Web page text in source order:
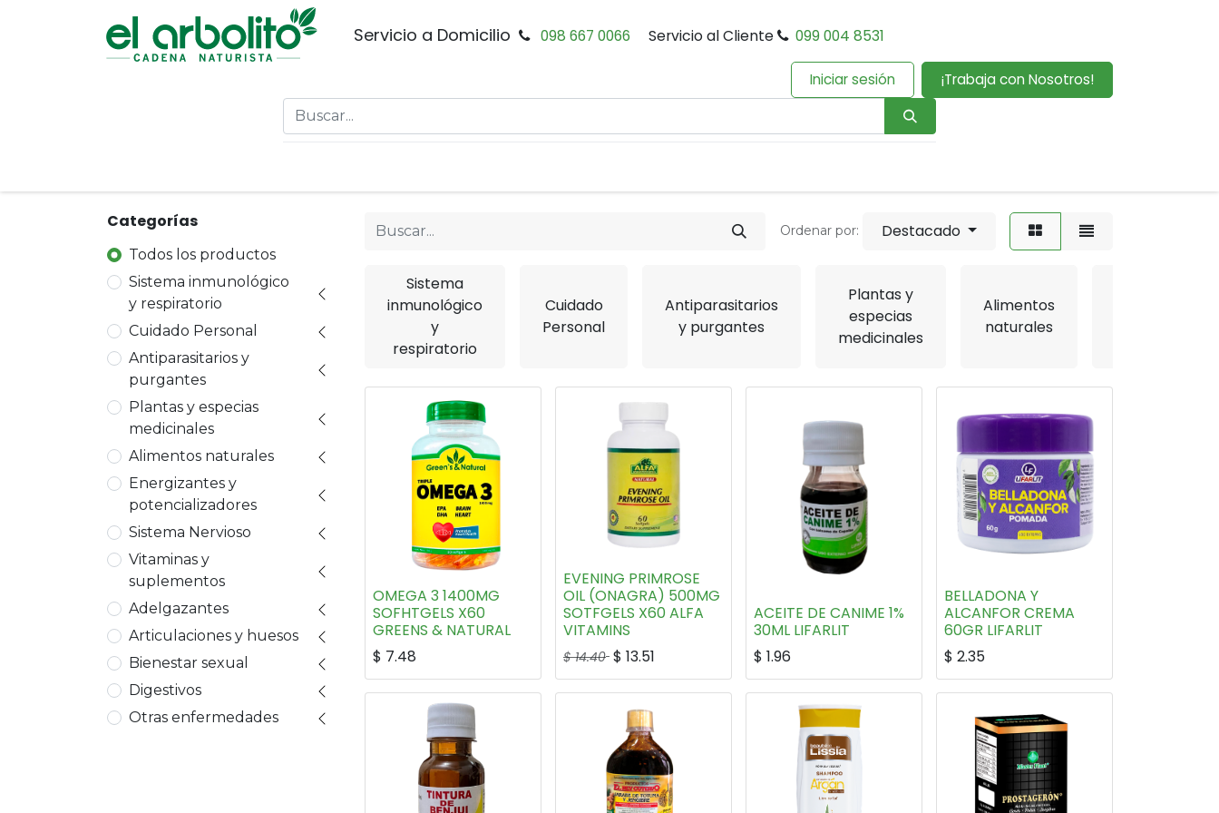
Servicio a Domicilio 098 667 0066 Servicio al Cliente 099 004 8531
Iniciar sesión ¡Trabaja con Nosotros!
Categorías
Todos los productos
Sistema inmunológico
y respiratorio
Cuidado Personal
Antiparasitarios y
purgantes
Plantas y especias
medicinales
Alimentos naturales
Energizantes y
potencializadores
Sistema Nervioso
Vitaminas y
suplementos
Adelgazantes
Articulaciones y huesos
Bienestar sexual
Digestivos
Otras enfermedades
Ordenar por: Destacado
Sistema
inmunológico
y
respiratorio
Cuidado
Personal
Antiparasitarios
y purgantes
Plantas y
especias
medicinales
Alimentos
naturales
OMEGA 3 1400MG
SOFHTGELS X60
GREENS & NATURAL
$ 7.48
EVENING PRIMROSE
OIL (ONAGRA) 500MG
SOTFGELS X60 ALFA
VITAMINS
$14.40 $ 13.51
ACEITE DE CANIME 1%
30ML LIFARLIT
$ 1.96
BELLADONA Y
ALCANFOR CREMA
60GR LIFARLIT
$ 2.35